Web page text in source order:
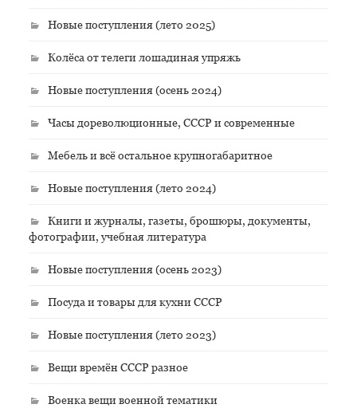
Новые поступления (лето 2025)
Колёса от телеги лошадиная упряжь
Новые поступления (осень 2024)
Часы дореволюционные, СССР и современные
Мебель и всё остальное крупногабаритное
Новые поступления (лето 2024)
Книги и журналы, газеты, брошюры, документы,
фотографии, учебная литература
Новые поступления (осень 2023)
Посуда и товары для кухни СССР
Новые поступления (лето 2023)
Вещи времён СССР разное
Военка вещи военной тематики